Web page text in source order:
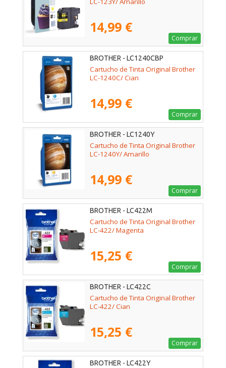
14,99 €
Comprar
BROTHER - LC1240CBP
Cartucho de Tinta Original Brother
LC-1240C/ Cian
14,99 €
Comprar
BROTHER - LC1240Y
Cartucho de Tinta Original Brother
LC-1240Y/ Amarillo
14,99 €
Comprar
BROTHER - LC422M
Cartucho de Tinta Original Brother
LC-422/ Magenta
15,25 €
Comprar
BROTHER - LC422C
Cartucho de Tinta Original Brother
LC-422/ Cian
15,25 €
Comprar
BROTHER - LC422Y